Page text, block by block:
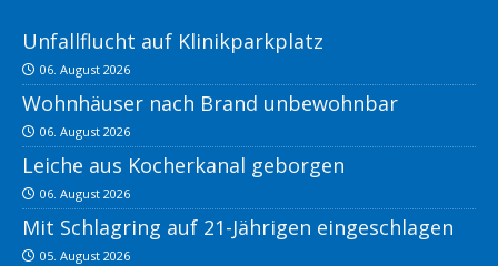
Unfallflucht auf Klinikparkplatz
06. August 2026
Wohnhäuser nach Brand unbewohnbar
06. August 2026
Leiche aus Kocherkanal geborgen
06. August 2026
Mit Schlagring auf 21-Jährigen eingeschlagen
05. August 2026